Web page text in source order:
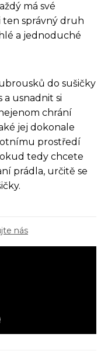
má své
ten správný druh
a jednoduché
do sušičky
a usnadnit si
chrání
jej dokonale
prostředí
tedy chcete
prádla, určitě se
nás